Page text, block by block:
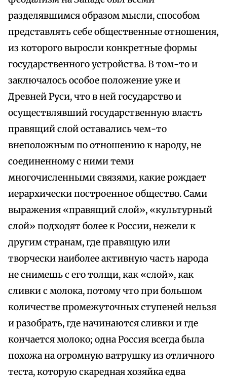
разделявшимся образом мысли, способом
представлять себе общественные отношения,
из которого выросли конкретные формы
государственного устройства. В том-то и
заключалось особое положение уже и
Древней Руси, что в ней государство и
осуществлявший государственную власть
правящий слой оставались чем-то
внеположным по отношению к народу, не
соединенному с ними теми
многочисленными связями, какие рождает
иерархически построенное общество. Сами
выражения «правящий слой», «культурный
слой» подходят более к России, нежели к
другим странам, где правящую или
творчески наиболее активную часть народа
не снимешь с его толщи, как «слой», как
сливки с молока, потому что при большом
количестве промежуточных ступеней нельзя
и разобрать, где начинаются сливки и где
кончается молоко; одна Россия всегда была
похожа на огромную ватрушку из отличного
теста, которую скаредная хозяйка едва